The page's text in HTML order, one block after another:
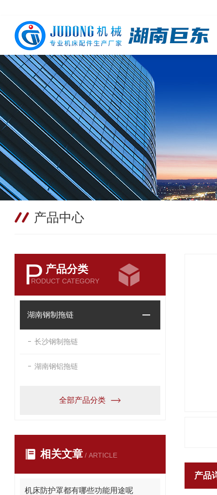
产品中心
P 产品分类
RODUCT CATEGORY
湖南钢制拖链
长沙钢制拖链
湖南钢铝拖链
全部产品分类
相关文章 / ARTICLE
机床防护罩都有哪些功能用途呢
产品